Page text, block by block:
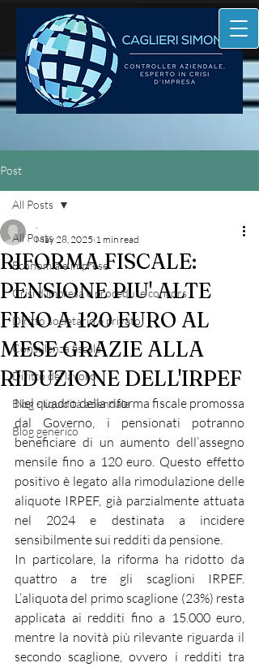
Post
All Posts
Economia e imprese
Crisi d'impresa e procedure concors
Diritto societario e privato
Consulenza fiscale
Diritto del lavoro
Blog - liquidità aziendale
Blog generico
All Posts
RIFORMA FISCALE:
PENSIONE PIU' ALTE
FINO A 120 EURO AL
MESE GRAZIE ALLA
RIDUZIONE DELL'IRPEF
.
May 28, 2025 1 min read
Nel quadro della riforma fiscale promossa
dal Governo, i pensionati potranno
beneficiare di un aumento dell’assegno
mensile fino a 120 euro. Questo effetto
positivo è legato alla rimodulazione delle
aliquote IRPEF, già parzialmente attuata
nel 2024 e destinata a incidere
sensibilmente sui redditi da pensione.
In particolare, la riforma ha ridotto da
quattro a tre gli scaglioni IRPEF.
L’aliquota del primo scaglione (23%) resta
applicata ai redditi fino a 15.000 euro,
mentre la novità più rilevante riguarda il
secondo scaglione, ovvero i redditi tra